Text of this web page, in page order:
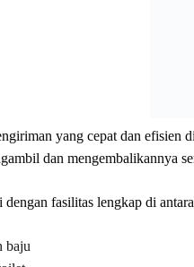
yang cepat dan efisien
dan mengembalikannya
fasilitas lengkap di
baju